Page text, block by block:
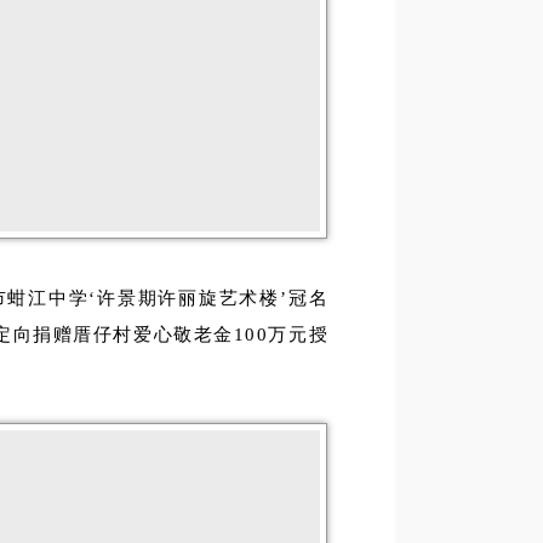
江中学‘许景期许丽旋艺术楼’冠名
向捐赠厝仔村爱心敬老金100万元授